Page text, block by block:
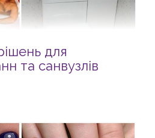
для
та санвузлів